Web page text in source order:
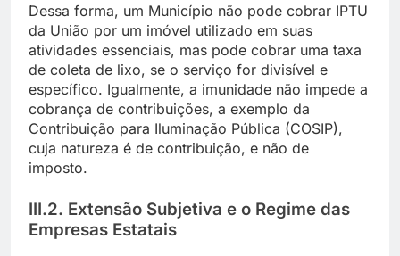
Dessa forma, um Município não pode cobrar IPTU
da União por um imóvel utilizado em suas
atividades essenciais, mas pode cobrar uma taxa
de coleta de lixo, se o serviço for divisível e
específico. Igualmente, a imunidade não impede a
cobrança de contribuições, a exemplo da
Contribuição para Iluminação Pública (COSIP),
cuja natureza é de contribuição, e não de
imposto.
III.2. Extensão Subjetiva e o Regime das
Empresas Estatais